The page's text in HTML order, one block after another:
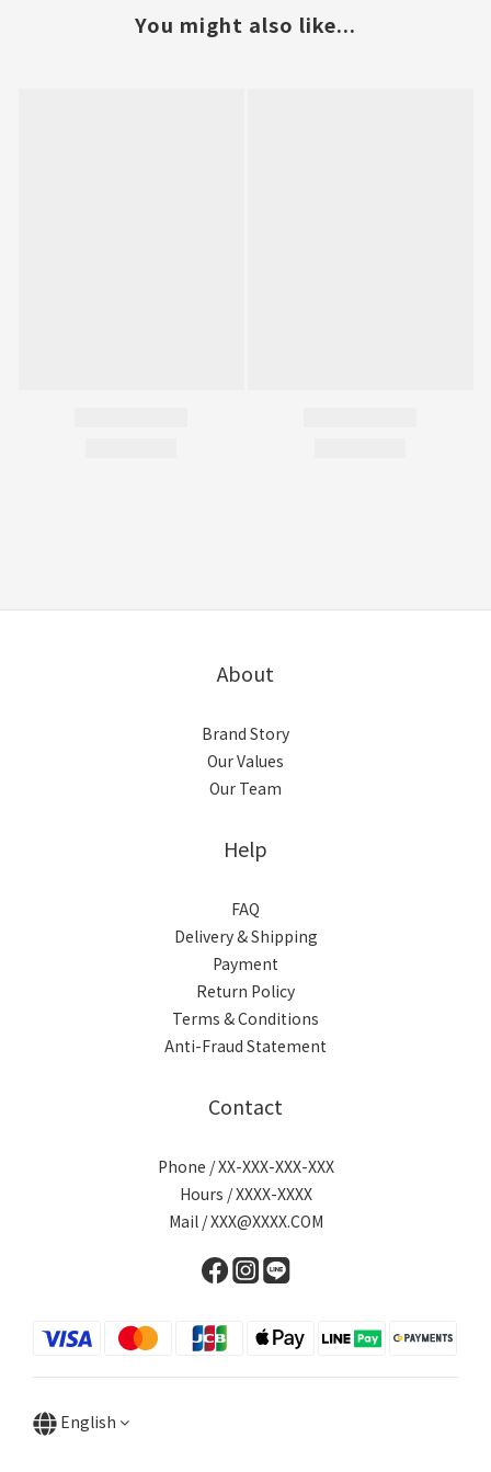
You might also like...
About
Brand Story
Our Values
Our Team
Help
FAQ
Delivery & Shipping
Payment
Return Policy
Terms & Conditions
Anti-Fraud Statement
Contact
Phone / XX-XXX-XXX-XXX
Hours / XXXX-XXXX
Mail / XXX@XXXX.COM
English